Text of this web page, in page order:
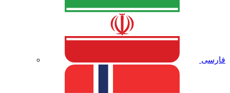
فارسی